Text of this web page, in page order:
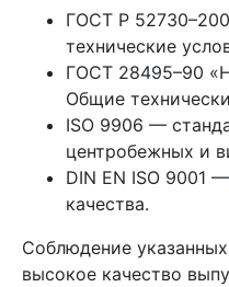
ГОСТ Р
технические
ГОСТ 28495–90
Общие
ISO 9906 —
центробежных и
DIN EN ISO 9001
качества.
Соблюдение
высокое качество